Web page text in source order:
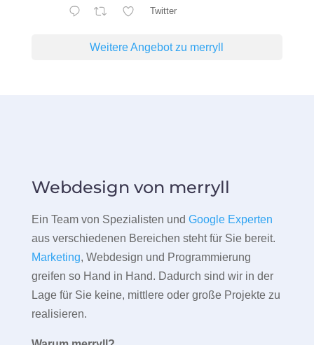
Twitter
Weitere Angebot zu merryll
Webdesign von merryll
Ein Team von Spezialisten und Google Experten
aus verschiedenen Bereichen steht für Sie bereit.
Marketing, Webdesign und Programmierung
greifen so Hand in Hand. Dadurch sind wir in der
Lage für Sie keine, mittlere oder große Projekte zu
realisieren.